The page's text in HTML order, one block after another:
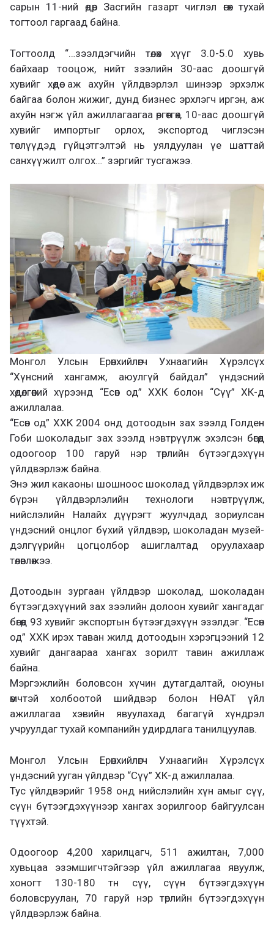
сарын 11-ний өдөр Засгийн газарт чиглэл өгөх тухай
тогтоол гаргаад байна.
Тогтоолд “…зээлдэгчийн төлөх хүүг 3.0-5.0 хувь
байхаар тооцож, нийт зээлийн 30-аас доошгүй
хувийг хөдөө аж ахуйн үйлдвэрлэл шинээр эрхэлж
байгаа болон жижиг, дунд бизнес эрхлэгч иргэн, аж
ахуйн нэгж үйл ажиллагаагаа өргөтгөх, 10-аас доошгүй
хувийг импортыг орлох, экспортод чиглэсэн
төслүүдэд гүйцэтгэлтэй нь уялдуулан үе шаттай
санхүүжилт олгох…” зэргийг тусгажээ.
Монгол Улсын Ерөнхийлөгч Ухнаагийн Хүрэлсүх
“Хүнсний хангамж, аюулгүй байдал” үндэсний
хөдөлгөөний хүрээнд “Есөн од” ХХК болон “Сүү” ХК-д
ажиллалаа.
“Есөн од” ХХК 2004 онд дотоодын зах зээлд Голден
Гоби шоколадыг зах зээлд нэвтрүүлж эхэлсэн бөгөөд
одоогоор 100 гаруй нэр төрлийн бүтээгдэхүүн
үйлдвэрлэж байна.
Энэ жил какаоны шошноос шоколад үйлдвэрлэх иж
бүрэн үйлдвэрлэлийн технологи нэвтрүүлж,
нийслэлийн Налайх дүүрэгт жуулчдад зориулсан
үндэсний онцлог бүхий үйлдвэр, шоколадан музей-
дэлгүүрийн цогцолбор ашиглалтад оруулахаар
төлөвлөжээ.
Дотоодын зургаан үйлдвэр шоколад, шоколадан
бүтээгдэхүүний зах зээлийн долоон хувийг хангадаг
бөгөөд 93 хувийг экспортын бүтээгдэхүүн эзэлдэг. “Есөн
од” ХХК ирэх таван жилд дотоодын хэрэгцээний 12
хувийг дангаараа хангах зорилт тавин ажиллаж
байна.
Мэргэжлийн боловсон хүчин дутагдалтай, оюуны
өмчтэй холбоотой шийдвэр болон НӨАТ үйл
ажиллагаа хэвийн явуулахад багагүй хүндрэл
учруулдаг тухай компанийн удирдлага танилцуулав.
Монгол Улсын Ерөнхийлөгч Ухнаагийн Хүрэлсүх
үндэсний ууган үйлдвэр “Сүү” ХК-д ажиллалаа.
Тус үйлдвэрийг 1958 онд нийслэлийн хүн амыг сүү,
сүүн бүтээгдэхүүнээр хангах зорилгоор байгуулсан
түүхтэй.
Одоогоор 4,200 харилцагч, 511 ажилтан, 7,000
хувьцаа эзэмшигчтэйгээр үйл ажиллагаа явуулж,
хоногт 130-180 тн сүү, сүүн бүтээгдэхүүн
боловсруулан, 70 гаруй нэр төрлийн бүтээгдэхүүн
үйлдвэрлэж байна.